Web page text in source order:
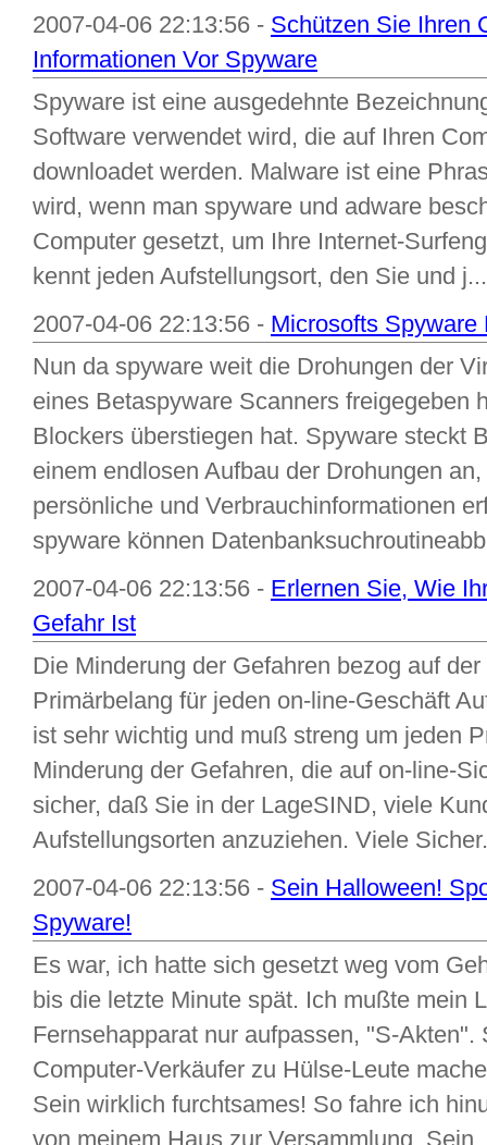
2007-04-06 22:13:56 - Schützen Sie Ihren
Informationen Vor Spyware
Spyware ist eine ausgedehnte
Software verwendet wird, die auf Ihren
downloadet werden. Malware ist eine
wird, wenn man spyware und adware
Computer gesetzt, um Ihre Internet-
kennt jeden Aufstellungsort, den Sie und j...
2007-04-06 22:13:56 - Microsofts Spyware
Nun da spyware weit die Drohungen der
eines Betaspyware Scanners freigegeben
Blockers überstiegen hat. Spyware steckt
einem endlosen Aufbau der Drohungen
persönliche und Verbrauchinformationen
spyware können
2007-04-06 22:13:56 - Erlernen Sie, Wie
Gefahr Ist
Die Minderung der Gefahren bezog auf
Primärbelang für jeden on-line-Geschäft
ist sehr wichtig und muß streng um jeden
Minderung der Gefahren, die auf on-line-
sicher, daß Sie in der LageSIND, viele
Aufstellungsorten anzuziehen. Viele
2007-04-06 22:13:56 - Sein Halloween!
Spyware!
Es war, ich hatte sich gesetzt weg vom
bis die letzte Minute spät. Ich mußte mein
Fernsehapparat nur aufpassen, "S-
Computer-Verkäufer zu Hülse-Leute
Sein wirklich furchtsames! So fahre ich
von meinem Haus zur Versammlung.